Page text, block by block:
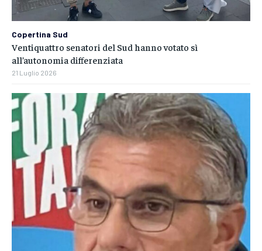
Copertina Sud
Ventiquattro senatori del Sud hanno votato sì
all’autonomia differenziata
21 Luglio 2026